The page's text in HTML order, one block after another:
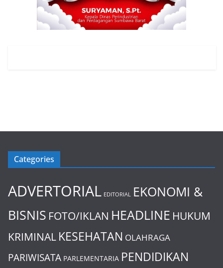
Categories
ADVERTORIAL EDITORIAL EKONOMI &
BISNIS FOTO/IKLAN HEADLINE HUKUM
KRIMINAL KESEHATAN OLAHRAGA
PARIWISATA PARLEMENTARIA PENDIDIKAN